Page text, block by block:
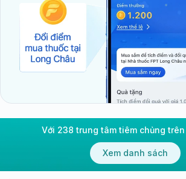
Với 238 trung tâm tiêm chủng
Xem danh sách